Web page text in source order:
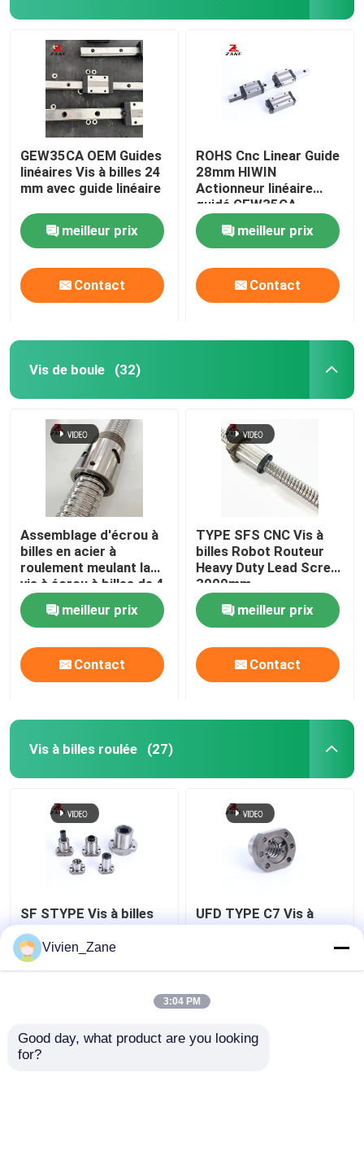
GEW35CA OEM Guides
linéaires Vis à billes 24
mm avec guide linéaire
meilleur prix
Contact
ROHS Cnc Linear Guide
28mm HIWIN
Actionneur linéaire
guidé GEW35CA
meilleur prix
Contact
Vis de boule (32)
Assemblage d'écrou à
billes en acier à
roulement meulant la
vis à écrou à billes de 4
mm
meilleur prix
Contact
TYPE SFS CNC Vis à
billes Robot Routeur
Heavy Duty Lead Screw
3000mm
meilleur prix
Contact
Vis à billes roulée (27)
SF STYPE Vis à billes
roulée Miniature
6000mm Filetage Vis à
billes
Contact
UFD TYPE C7 Vis à
billes Bride P2 Vis à
Contact
Vivien_Zane
3:04 PM
Good day, what product are you looking
for?